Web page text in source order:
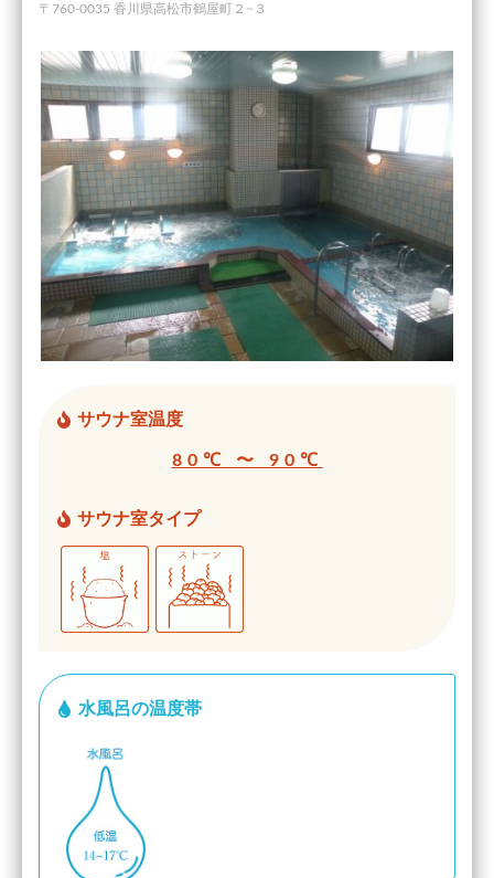
〒760-0035 香川県高松市鶴屋町２−３
サウナ室温度
80℃ 〜 90℃
サウナ室タイプ
水風呂の温度帯